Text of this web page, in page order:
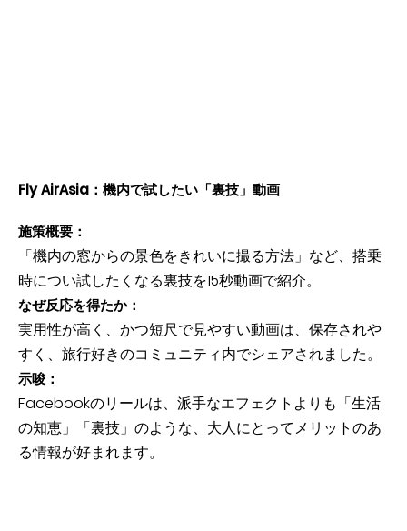
Fly AirAsia：機内で試したい「裏技」動画
施策概要：
「機内の窓からの景色をきれいに撮る方法」など、搭乗
時につい試したくなる裏技を15秒動画で紹介。
なぜ反応を得たか：
実用性が高く、かつ短尺で見やすい動画は、保存されや
すく、旅行好きのコミュニティ内でシェアされました。
示唆：
Facebookのリールは、派手なエフェクトよりも「生活
の知恵」「裏技」のような、大人にとってメリットのあ
る情報が好まれます。